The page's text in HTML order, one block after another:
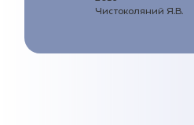
Чистоколяний Я.В.